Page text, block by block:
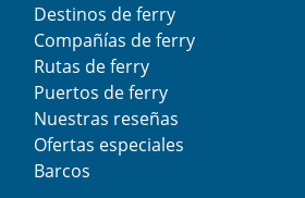
Destinos de ferry
Compañías de ferry
Rutas de ferry
Puertos de ferry
Nuestras reseñas
Ofertas especiales
Barcos